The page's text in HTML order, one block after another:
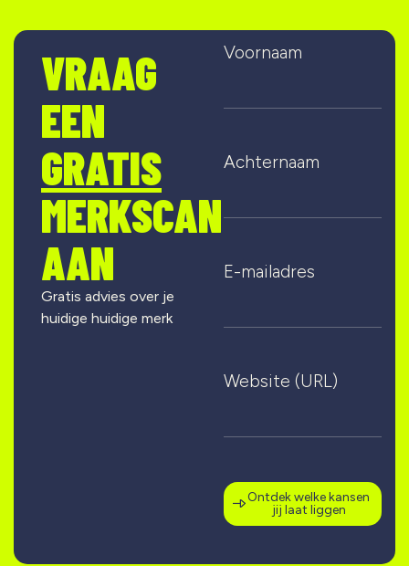
VRAAG
EEN
GRATIS
MERKSCAN
AAN
Gratis advies over je
huidige huidige merk
Voornaam
Achternaam
E-mailadres
Website (URL)
Ontdek welke kansen
jij laat liggen